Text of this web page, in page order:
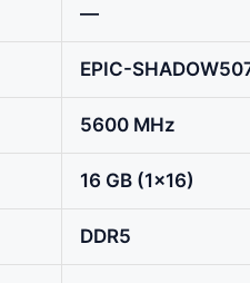
—
EPIC-
5600 MHz
16 GB (1x16)
DDR5